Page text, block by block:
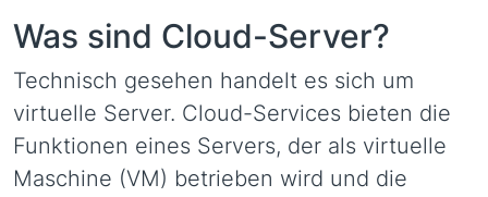
Was sind Cloud-Server?
Technisch gesehen handelt es sich um
virtuelle Server. Cloud-Services bieten die
Funktionen eines Servers, der als virtuelle
Maschine (VM) betrieben wird und die